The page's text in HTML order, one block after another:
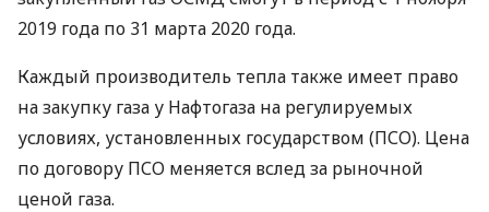
2019 года по 31 марта 2020 года.
Каждый производитель тепла также имеет право
на закупку газа у Нафтогаза на регулируемых
условиях, установленных государством (ПСО). Цена
по договору ПСО меняется вслед за рыночной
ценой газа.